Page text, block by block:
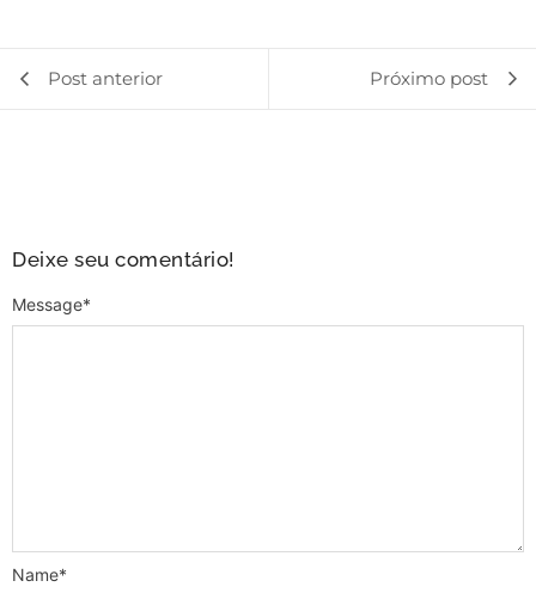
Post anterior Próximo post
Deixe seu comentário!
Message*
Name*